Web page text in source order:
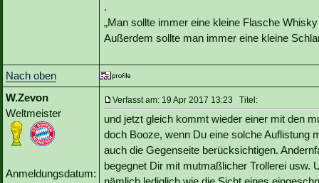
.
„Man sollte immer eine kleine Flasche
Außerdem sollte man immer eine kleine
Nach oben
W.Zevon
Weltmeister
Anmeldungsdatum:
Verfasst am: 19 Apr 2017 13:23 Titel:
und jetzt gleich kommt wieder einer mit den
doch Booze, wenn Du eine solche Auflistung
auch die Gegenseite berücksichtigen.
begegnet Dir mit mutmaßlicher Trollerei usw.